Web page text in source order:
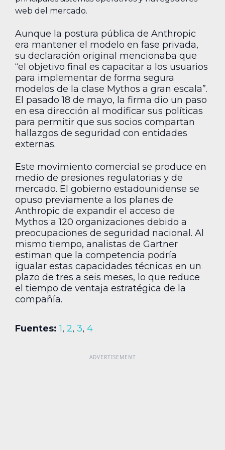
web del mercado.
Aunque la postura pública de Anthropic
era mantener el modelo en fase privada,
su declaración original mencionaba que
“el objetivo final es capacitar a los usuarios
para implementar de forma segura
modelos de la clase Mythos a gran escala”.
El pasado 18 de mayo, la firma dio un paso
en esa dirección al modificar sus políticas
para permitir que sus socios compartan
hallazgos de seguridad con entidades
externas.
Este movimiento comercial se produce en
medio de presiones regulatorias y de
mercado. El gobierno estadounidense se
opuso previamente a los planes de
Anthropic de expandir el acceso de
Mythos a 120 organizaciones debido a
preocupaciones de seguridad nacional. Al
mismo tiempo, analistas de Gartner
estiman que la competencia podría
igualar estas capacidades técnicas en un
plazo de tres a seis meses, lo que reduce
el tiempo de ventaja estratégica de la
compañía.
Fuentes: 1, 2, 3, 4